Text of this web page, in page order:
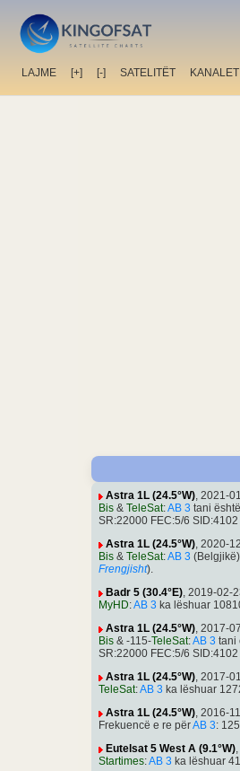
LAJME [+] [-] SATELITËT KANALET
Astra 1L (24.5°W), 2021-
Bis & TeleSat:AB 3 tani
SR:22000 FEC:5/6
Astra 1L (24.5°W), 2020-
Bis & TeleSat:AB 3
Frengjisht).
Badr 5 (30.4°E), 2019-02-
MyHD:AB 3 ka lëshuar
Astra 1L (24.5°W), 2017-
Bis & -115-TeleSat:AB 3 tani
SR:22000 FEC:5/6
Astra 1L (24.5°W), 2017-
TeleSat:AB 3 ka lëshuar
Astra 1L (24.5°W), 2016-
Frekuencë e re përAB 3:
Eutelsat 5 West A (9.1°W)
Startimes:AB 3 ka lëshuar